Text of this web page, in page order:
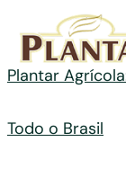
Plantar
Todo o Brasil